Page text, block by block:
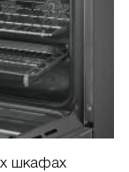
шкафах